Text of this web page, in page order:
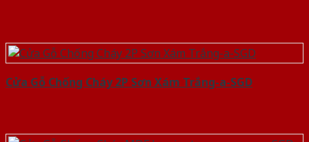
Cửa Gỗ Chống Cháy 2P Sơn Xám Trắng-a-SGD